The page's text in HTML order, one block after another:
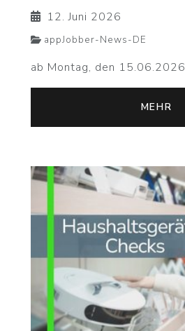
12. Juni 2026
appJobber-News-DE
ab Montag, den 15.06.2026
MEHR